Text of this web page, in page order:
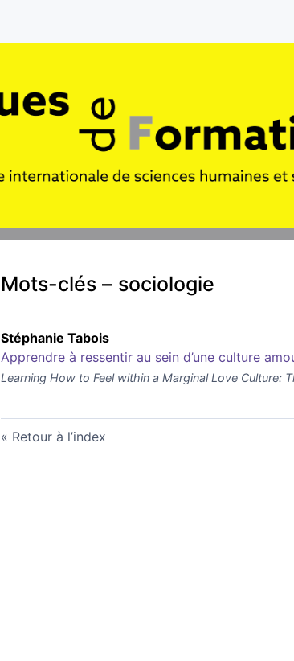
Mots-clés – sociologie
Stéphanie Tabois
Apprendre à ressentir au sein d’une culture
Learning How to Feel within a Marginal Love Culture:
Retour à l’index